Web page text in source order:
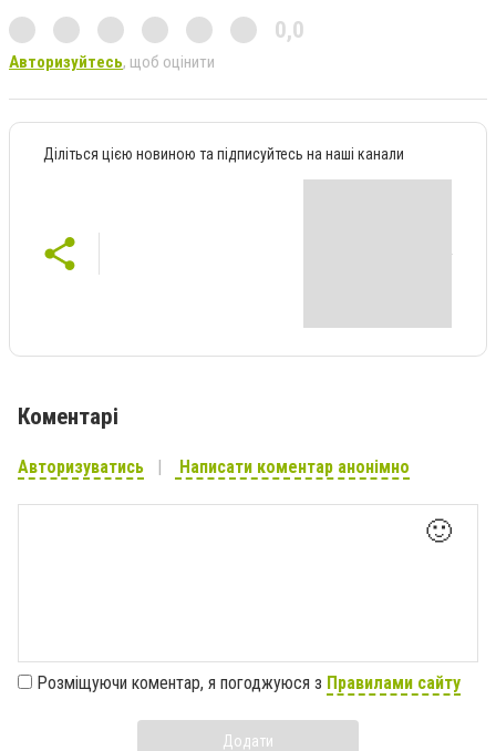
0,0
Авторизуйтесь, щоб оцінити
Діліться цією новиною та підписуйтесь на наші канали
Коментарі
Авторизуватись Написати коментар анонімно
🙂
Розміщуючи коментар, я погоджуюся з Правилами сайту
Додати